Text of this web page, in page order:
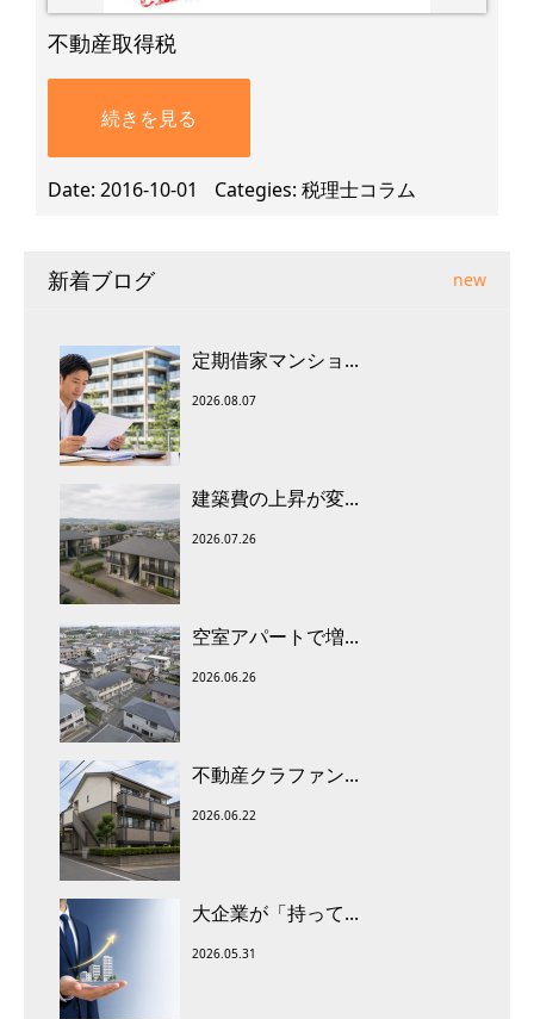
不動産取得税
続きを見る
Date 2016-10-01 Categies 税理士コラム
新着ブログ new
定期借家マンショ...
2026.08.07
建築費の上昇が変...
2026.07.26
空室アパートで増...
2026.06.26
不動産クラファン...
2026.06.22
大企業が「持って...
2026.05.31